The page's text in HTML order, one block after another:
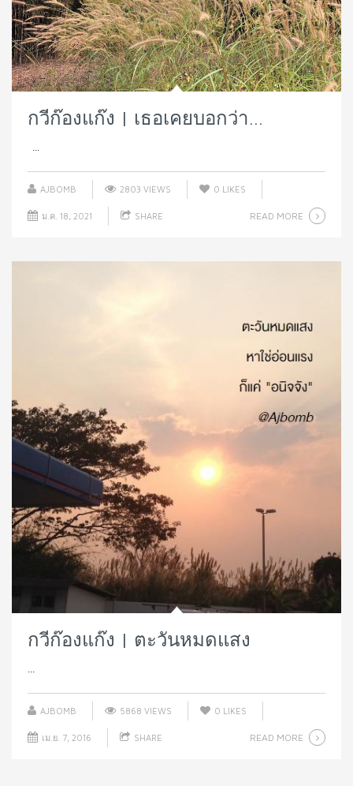
กวีก๊องแก๊ง | เธอเคยบอกว่า…
AJBOMB 2803 VIEWS 0 LIKES
ม.ค. 18, 2021 SHARE READ MORE
กวีก๊องแก๊ง | ตะวันหมดแสง
AJBOMB 5868 VIEWS 0 LIKES
เม.ย. 7, 2016 SHARE READ MORE